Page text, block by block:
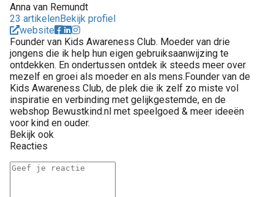
Anna van Remundt
23 artikelenBekijk profiel
website
Founder van Kids Awareness Club. Moeder van drie
jongens die ik help hun eigen gebruiksaanwijzing te
ontdekken. En ondertussen ontdek ik steeds meer over
mezelf en groei als moeder en als mens.Founder van de
Kids Awareness Club, de plek die ik zelf zo miste vol
inspiratie en verbinding met gelijkgestemde, en de
webshop Bewustkind.nl met speelgoed & meer ideeën
voor kind en ouder.
Bekijk ook
Reacties